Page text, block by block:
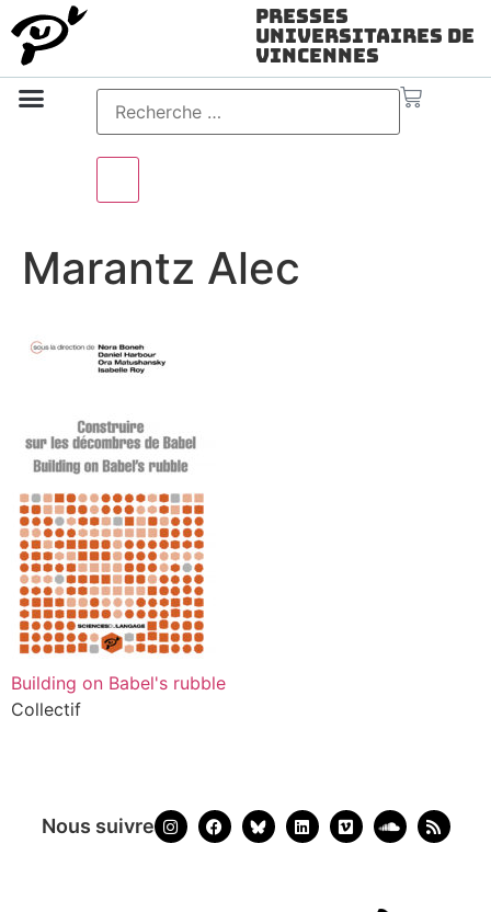
Presses
Universitaires de
Vincennes
Marantz Alec
Building on Babel's rubble
Collectif
Nous suivre